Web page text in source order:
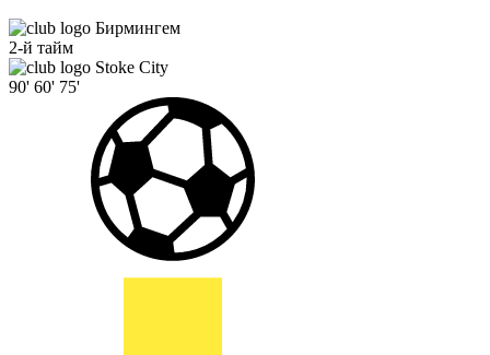
Бирмингем
2-й тайм
Stoke City
90' 60' 75'